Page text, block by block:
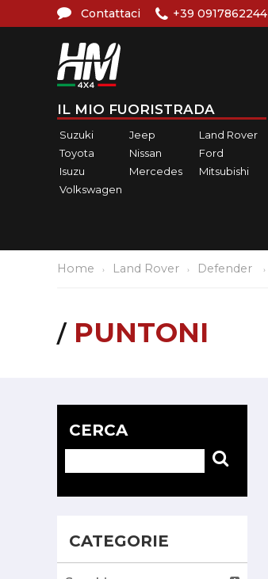
Contattaci +39 0917862244
IL MIO FUORISTRADA
Suzuki Jeep
Land Rover
Toyota
Nissan
Ford
Isuzu
Mercedes
Mitsubishi
Volkswagen
Home Land Rover Defender
PUNTONI
CERCA
CATEGORIE